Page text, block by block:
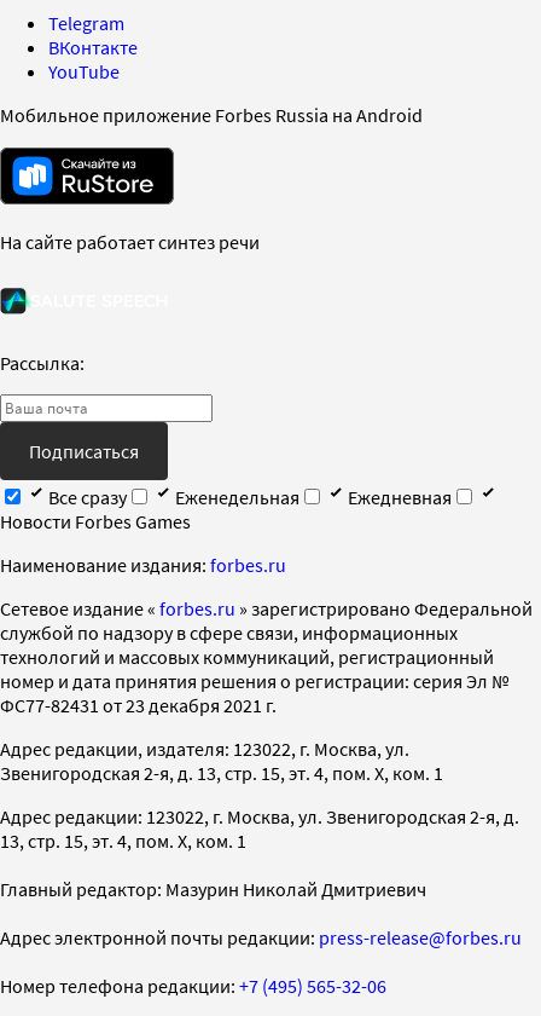
Telegram
ВКонтакте
YouTube
Мобильное приложение Forbes Russia на Android
На сайте работает синтез речи
Рассылка:
Подписаться
Все сразу
Еженедельная
Ежедневная
Новости Forbes Games
Наименование издания: forbes.ru
Cетевое издание « forbes.ru » зарегистрировано Федеральной
службой по надзору в сфере связи, информационных
технологий и массовых коммуникаций, регистрационный
номер и дата принятия решения о регистрации: серия Эл №
ФС77-82431 от 23 декабря 2021 г.
Адрес редакции, издателя: 123022, г. Москва, ул.
Звенигородская 2-я, д. 13, стр. 15, эт. 4, пом. X, ком. 1
Адрес редакции: 123022, г. Москва, ул. Звенигородская 2-я, д.
13, стр. 15, эт. 4, пом. X, ком. 1
Главный редактор: Мазурин Николай Дмитриевич
Адрес электронной почты редакции: press-release@forbes.ru
Номер телефона редакции: +7 (495) 565-32-06